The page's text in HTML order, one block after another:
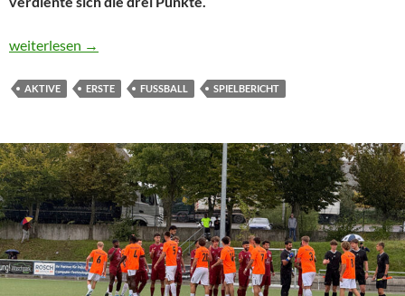
Erste mit starkem Auftritt auf fremdem Platz
weiterlesen →
AKTIVE ERSTE FUSSBALL SPIELBERICHT